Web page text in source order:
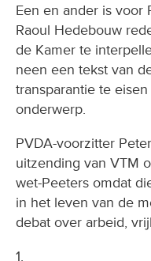
Een en ander is voor
Raoul Hedebouw
de Kamer te
neen een tekst van
transparantie te
onderwerp.
PVDA-voorzitter
uitzending van VTM
wet-Peeters omdat
in het leven van de
debat over arbeid,
1.